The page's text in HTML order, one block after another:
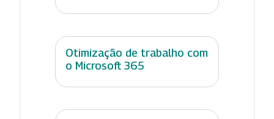
Otimização de trabalho com
o Microsoft 365